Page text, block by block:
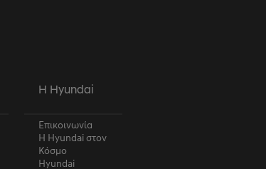
Η Hyundai
Επικοινωνία
Η Hyundai στον
Κόσμο
Hyundai